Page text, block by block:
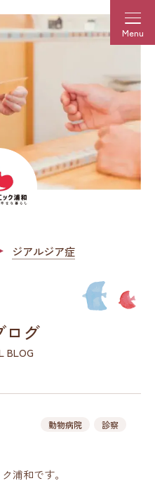
Menu
ジアルジア症
ログ
BLOG
動物病院 診察
浦和です。